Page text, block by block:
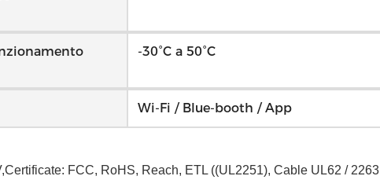
-30°C a 50°C
Wi-Fi / Blue-booth / App
FCC, RoHS, Reach, ETL ((UL2251), Cable UL62 / 2263